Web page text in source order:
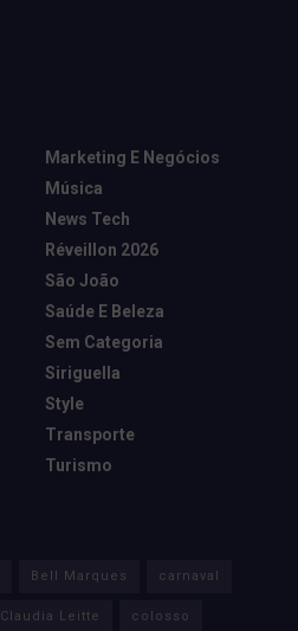
Marketing E Negócios
Música
News Tech
Réveillon 2026
São João
Saúde E Beleza
Sem Categoria
Siriguella
Style
Transporte
Turismo
Bell Marques carnaval
Claudia Leitte colosso